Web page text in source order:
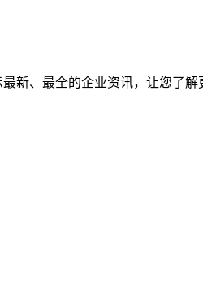
新、最全的企业资讯，让您了